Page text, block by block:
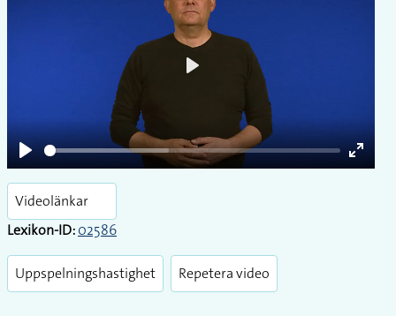
Play
Enter
Videolänkar
Lexikon-ID:02586
Uppspelningshastighet Repetera video